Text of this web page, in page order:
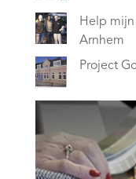
Help mijn
Arnhem
Project